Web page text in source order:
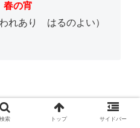
春の宵
れあり はるのよい）
の宵
検索 トップ サイドバー